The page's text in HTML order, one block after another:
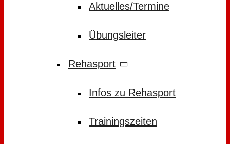
Aktuelles/Termine
Übungsleiter
Rehasport
Infos zu Rehasport
Trainingszeiten